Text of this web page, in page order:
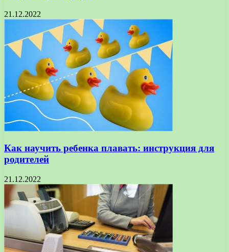
21.12.2022
Как научить ребенка плавать: инструкция для
родителей
21.12.2022